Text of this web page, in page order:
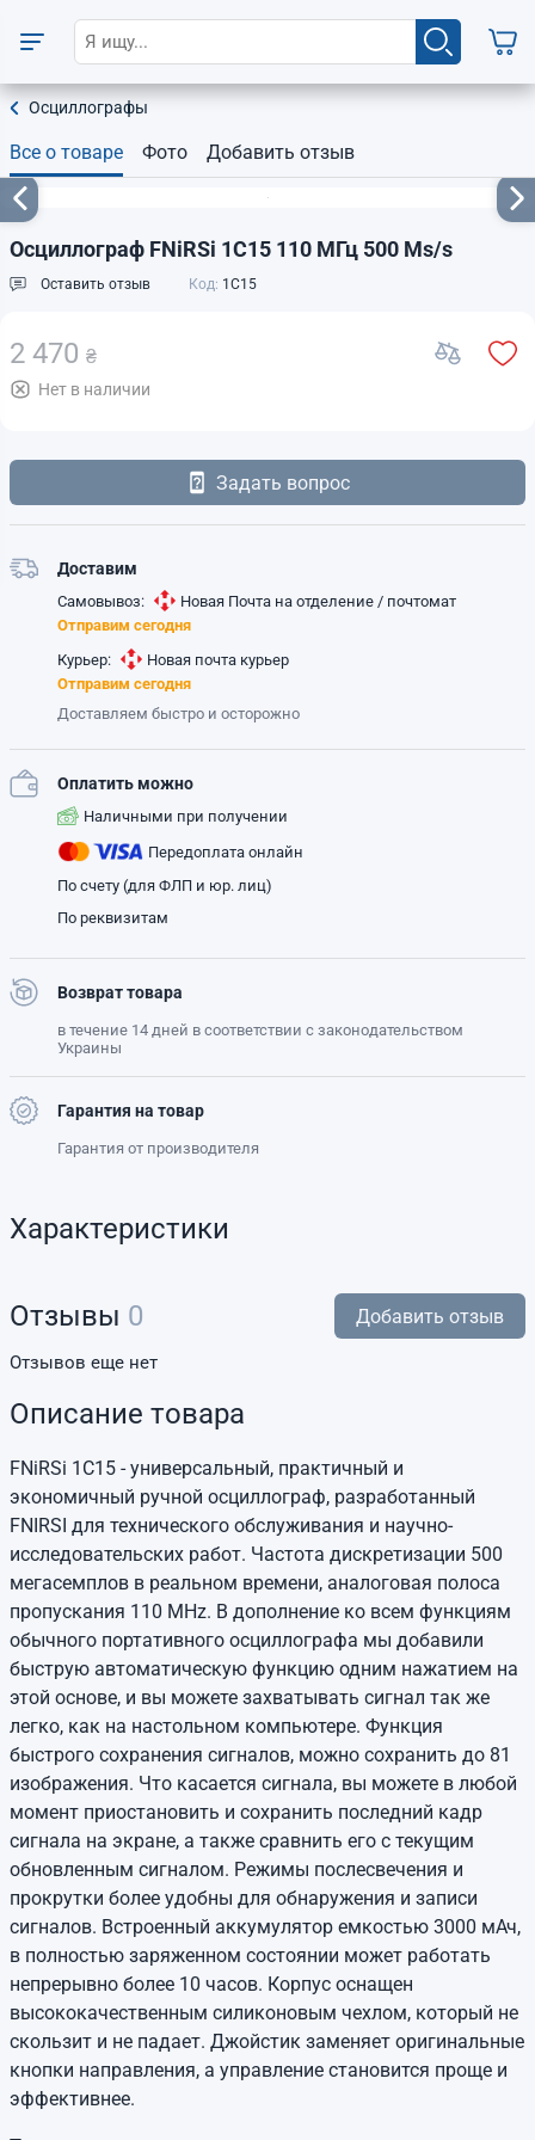
Осциллографы
Все о товаре Фото Добавить отзыв
Осциллограф FNiRSi 1C15 110 МГц 500 Ms/s
Оставить отзыв Код: 1C15
2 470 ₴
Нет в наличии
Задать вопрос
Доставим
Самовывоз:
Новая Почта на отделение / почтомат
Отправим сегодня
Курьер:
Новая почта курьер
Отправим сегодня
Доставляем быстро и осторожно
Оплатить можно
Наличными при получении
Передоплата онлайн
По счету (для ФЛП и юр. лиц)
По реквизитам
Возврат товара
в течение 14 дней в соответствии с законодательством
Украины
Гарантия на товар
Гарантия от производителя
Характеристики
Отзывы 0 Добавить отзыв
Отзывов еще нет
Описание товара
FNiRSi 1C15 - универсальный, практичный и
экономичный ручной осциллограф, разработанный
FNIRSI для технического обслуживания и научно-
исследовательских работ. Частота дискретизации 500
мегасемплов в реальном времени, аналоговая полоса
пропускания 110 MHz. В дополнение ко всем функциям
обычного портативного осциллографа мы добавили
быструю автоматическую функцию одним нажатием на
этой основе, и вы можете захватывать сигнал так же
легко, как на настольном компьютере. Функция
быстрого сохранения сигналов, можно сохранить до 81
изображения. Что касается сигнала, вы можете в любой
момент приостановить и сохранить последний кадр
сигнала на экране, а также сравнить его с текущим
обновленным сигналом. Режимы послесвечения и
прокрутки более удобны для обнаружения и записи
сигналов. Встроенный аккумулятор емкостью 3000 мАч,
в полностью заряженном состоянии может работать
непрерывно более 10 часов. Корпус оснащен
высококачественным силиконовым чехлом, который не
скользит и не падает. Джойстик заменяет оригинальные
кнопки направления, а управление становится проще и
эффективнее.